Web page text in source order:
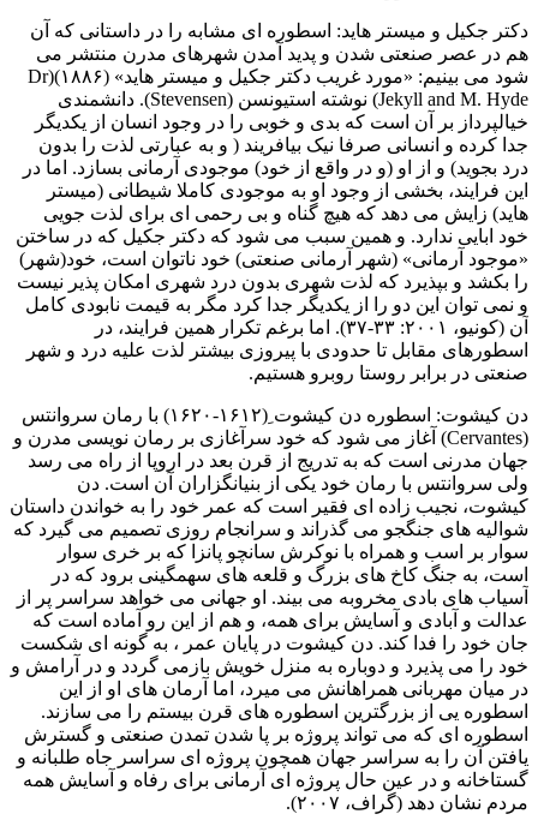
دکتر جکیل و میستر هاید: اسطوره ای مشابه را در داستانی که آن
هم در عصر صنعتی شدن و پدید آمدن شهرهای مدرن منتشر می
شود می بینیم: «مورد غریب دکتر جکیل و میستر هاید» (۱۸۸۶)(Dr
Jekyll and M. Hyde) نوشته استیونسن (Stevensen). دانشمندی
خیالپرداز بر آن است که بدی و خوبی را در وجود انسان از یکدیگر
جدا کرده و انسانی صرفا نیک بیافریند ( و به عبارتی لذت را بدون
درد بجوید) و از او (و در واقع از خود) موجودی آرمانی بسازد. اما در
این فرایند، بخشی از وجود او به موجودی کاملا شیطانی (میستر
هاید) زایش می دهد که هیچ گناه و بی رحمی ای برای لذت جویی
خود ابایی ندارد. و همین سبب می شود که دکتر جکیل که در ساختن
«موجود آرمانی» (شهر آرمانی صنعتی) خود ناتوان است، خود(شهر)
را بکشد و بپذیرد که لذت شهری بدون درد شهری امکان پذیر نیست
و نمی توان این دو را از یکدیگر جدا کرد مگر به قیمت نابودی کامل
آن (کونیو، ۲۰۰۱: ۳۳-۳۷). اما برغم تکرار همین فرایند، در
اسطورهای مقابل تا حدودی با پیروزی بیشتر لذت علیه درد و شهر
صنعتی در برابر روستا روبرو هستیم.
دن کیشوت: اسطوره دن کیشوت ِ(۱۶۱۲-۱۶۲۰) با رمان سروانتس
(Cervantes) آغاز می شود که خود سرآغازی بر رمان نویسی مدرن و
جهان مدرنی است که به تدریج از قرن بعد در اروپا از راه می رسد
ولی سروانتس با رمان خود یکی از بنیانگزاران آن است. دن
کیشوت، نجیب زاده ای فقیر است که عمر خود را به خواندن داستان
شوالیه های جنگجو می گذراند و سرانجام روزی تصمیم می گیرد که
سوار بر اسب و همراه با نوکرش سانچو پانزا که بر خری سوار
است، به جنگ کاخ های بزرگ و قلعه های سهمگینی برود که در
آسیاب های بادی مخروبه می بیند. او جهانی می خواهد سراسر پر از
عدالت و آبادی و آسایش برای همه، و هم از این رو آماده است که
جان خود را فدا کند. دن کیشوت در پایان عمر ، به گونه ای شکست
خود را می پذیرد و دوباره به منزل خویش بازمی گردد و در آرامش و
در میان مهربانی همراهانش می میرد، اما آرمان های او از این
اسطوره یی از بزرگترین اسطوره های قرن بیستم را می سازند.
اسطوره ای که می تواند پروژه بر پا شدن تمدن صنعتی و گسترش
یافتن آن را به سراسر جهان همچون پروژه ای سراسر جاه طلبانه و
گستاخانه و در عین حال پروژه ای آرمانی برای رفاه و آسایش همه
مردم نشان دهد (گراف، ۲۰۰۷).